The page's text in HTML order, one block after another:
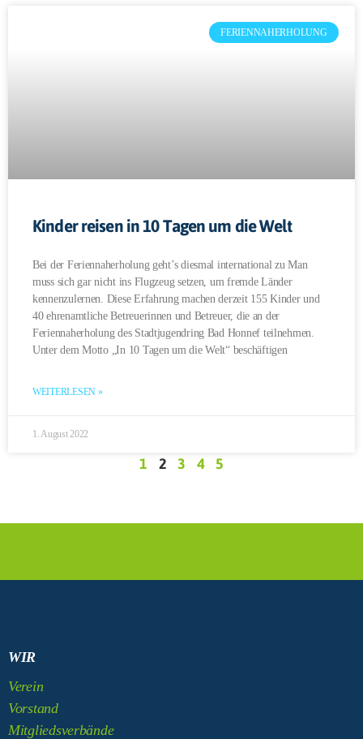
FERIENNAHERHOLUNG
Kinder reisen in 10 Tagen um die Welt
Bei der Feriennaherholung geht’s diesmal international zu Man
muss sich gar nicht ins Flugzeug setzen, um fremde Länder
kennenzulernen. Diese Erfahrung machen derzeit 155 Kinder und
40 ehrenamtliche Betreuerinnen und Betreuer, die an der
Feriennaherholung des Stadtjugendring Bad Honnef teilnehmen.
Unter dem Motto „In 10 Tagen um die Welt“ beschäftigen
WEITERLESEN »
1. August 2022
1 2 3 4 5
WIR
Verein
Vorstand
Mitgliedsverbände